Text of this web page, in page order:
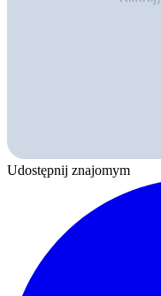
Udostępnij znajomym